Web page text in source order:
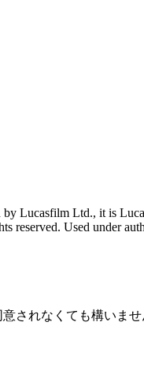
Lucasfilm Ltd., it is
reserved. Used under
されなくても構いませ